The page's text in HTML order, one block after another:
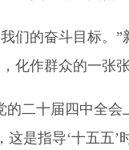
们的奋斗目标。
化作群众的一张
的二十届四中全
是指导‘十五五